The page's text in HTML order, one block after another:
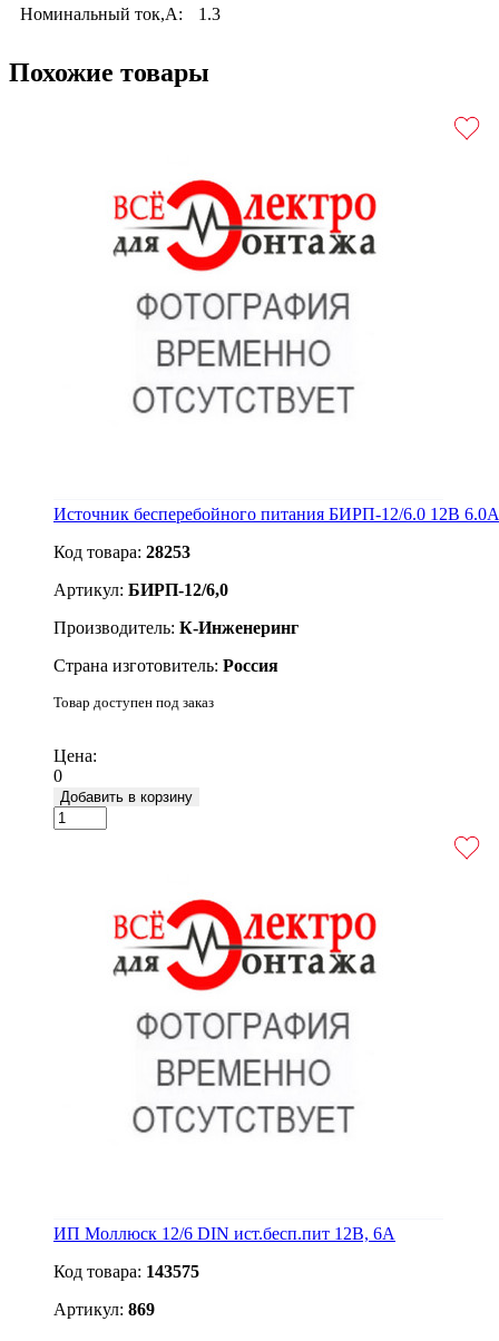
Номинальный ток,А: 1.3
Похожие товары
Источник бесперебойного питания БИРП-12/6.0 12В
Код товара: 28253
Артикул: БИРП-12/6,0
Производитель: К-Инженеринг
Страна изготовитель: Россия
Товар доступен под заказ
Цена:
0
Добавить в корзину
ИП Моллюск 12/6 DIN ист.бесп.пит 12В, 6А
Код товара: 143575
Артикул: 869